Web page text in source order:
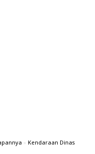
» Kendaraan Dinas